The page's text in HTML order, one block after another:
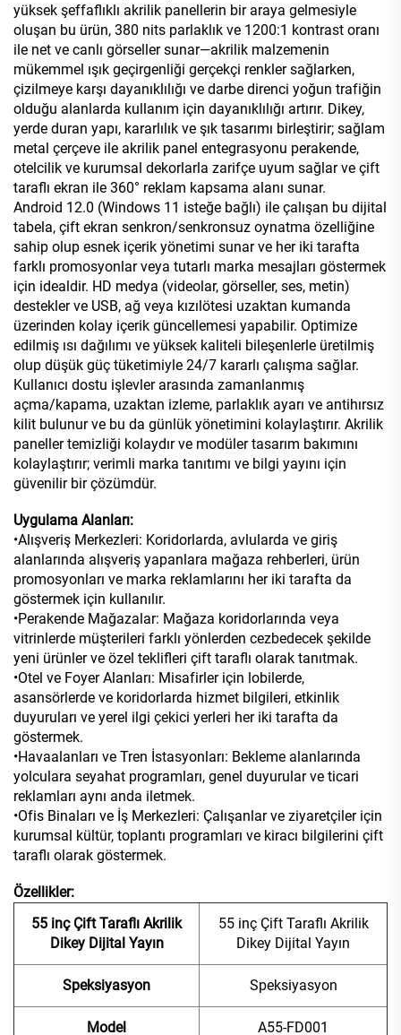
yüksek şeffaflıklı akrilik panellerin bir araya gelmesiyle
oluşan bu ürün, 380 nits parlaklık ve 1200:1 kontrast oranı
ile net ve canlı görseller sunar—akrilik malzemenin
mükemmel ışık geçirgenliği gerçekçi renkler sağlarken,
çizilmeye karşı dayanıklılığı ve darbe direnci yoğun trafiğin
olduğu alanlarda kullanım için dayanıklılığı artırır. Dikey,
yerde duran yapı, kararlılık ve şık tasarımı birleştirir; sağlam
metal çerçeve ile akrilik panel entegrasyonu perakende,
otelcilik ve kurumsal dekorlarla zarifçe uyum sağlar ve çift
taraflı ekran ile 360° reklam kapsama alanı sunar.
Android 12.0 (Windows 11 isteğe bağlı) ile çalışan bu dijital
tabela, çift ekran senkron/senkronsuz oynatma özelliğine
sahip olup esnek içerik yönetimi sunar ve her iki tarafta
farklı promosyonlar veya tutarlı marka mesajları göstermek
için idealdir. HD medya (videolar, görseller, ses, metin)
destekler ve USB, ağ veya kızılötesi uzaktan kumanda
üzerinden kolay içerik güncellemesi yapabilir. Optimize
edilmiş ısı dağılımı ve yüksek kaliteli bileşenlerle üretilmiş
olup düşük güç tüketimiyle 24/7 kararlı çalışma sağlar.
Kullanıcı dostu işlevler arasında zamanlanmış
açma/kapama, uzaktan izleme, parlaklık ayarı ve antihırsız
kilit bulunur ve bu da günlük yönetimini kolaylaştırır. Akrilik
paneller temizliği kolaydır ve modüler tasarım bakımını
kolaylaştırır; verimli marka tanıtımı ve bilgi yayını için
güvenilir bir çözümdür.
Uygulama Alanları:
•Alışveriş Merkezleri: Koridorlarda, avlularda ve giriş
alanlarında alışveriş yapanlara mağaza rehberleri, ürün
promosyonları ve marka reklamlarını her iki tarafta da
göstermek için kullanılır.
•Perakende Mağazalar: Mağaza koridorlarında veya
vitrinlerde müşterileri farklı yönlerden cezbedecek şekilde
yeni ürünler ve özel teklifleri çift taraflı olarak tanıtmak.
•Otel ve Foyer Alanları: Misafirler için lobilerde,
asansörlerde ve koridorlarda hizmet bilgileri, etkinlik
duyuruları ve yerel ilgi çekici yerleri her iki tarafta da
göstermek.
•Havaalanları ve Tren İstasyonları: Bekleme alanlarında
yolculara seyahat programları, genel duyurular ve ticari
reklamları aynı anda iletmek.
•Ofis Binaları ve İş Merkezleri: Çalışanlar ve ziyaretçiler için
kurumsal kültür, toplantı programları ve kiracı bilgilerini çift
taraflı olarak göstermek.
Özellikler:
55 inç Çift Taraflı Akrilik
Dikey Dijital Yayın
55 inç Çift Taraflı Akrilik
Dikey Dijital Yayın
Speksiyasyon Speksiyasyon
Model A55-FD001